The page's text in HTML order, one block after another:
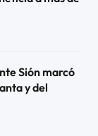
Sión marcó
y del